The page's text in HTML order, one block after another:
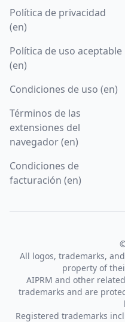
Política de privacidad
(en)
Política de uso aceptable
(en)
Condiciones de uso (en)
Términos de las
extensiones del
navegador (en)
Condiciones de
facturación (en)
All logos, trademarks,
property of
AIPRM and other
trademarks and are
Registered trademarks